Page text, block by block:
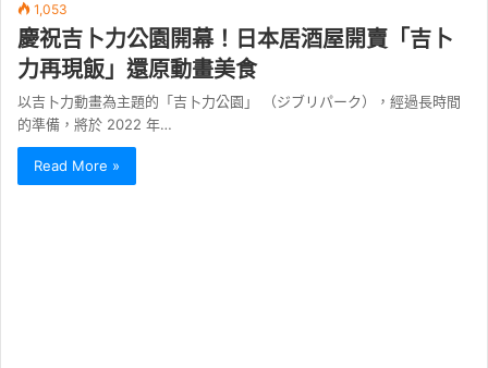
1,053
慶祝吉卜力公園開幕！日本居酒屋開賣「吉卜
力再現飯」還原動畫美食
以吉卜力動畫為主題的「吉卜力公園」 （ジブリパーク），經過長時間
的準備，將於 2022 年…
Read More »